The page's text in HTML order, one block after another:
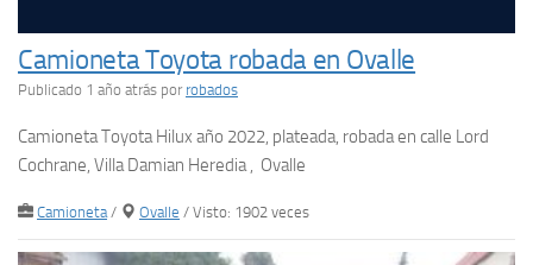
Camioneta Toyota robada en Ovalle
Publicado 1 año atrás por robados
Camioneta Toyota Hilux año 2022, plateada, robada en calle Lord
Cochrane, Villa Damian Heredia , Ovalle
Camioneta/ Ovalle / Visto: 1902 veces